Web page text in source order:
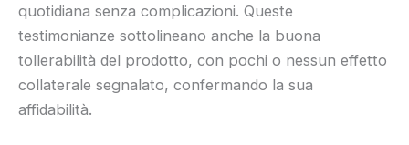
quotidiana senza complicazioni. Queste
testimonianze sottolineano anche la buona
tollerabilità del prodotto, con pochi o nessun effetto
collaterale segnalato, confermando la sua
affidabilità.